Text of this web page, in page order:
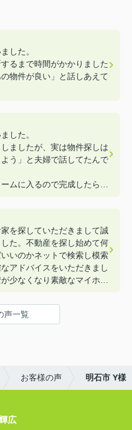
した。
るまで時間がかかりました
物件が良い」と話しあえて
した。
ましたが、実は物件探しは
よう」と夫婦で話してたんで
ムに入るので完成したら遊
を探していただきまして誠
た。不動産を探し始めて何
いのかネットで検索し模索
アドバイスをいただきまし
少なくなり素敵なマイホー
声一覧
お客様の声 明石市 Y様
広